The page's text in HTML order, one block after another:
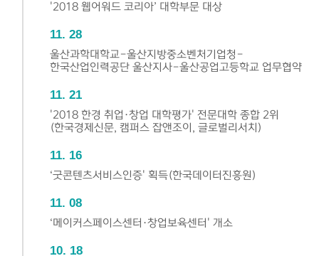
'2018 웹어워드 코리아’ 대학부문 대상
11 28
울산과학대학교-울산지방중소벤처기업청-
한국산업인력공단 울산지사-울산공업고등학교 업무협약
11 21
'2018 한경 취업·창업 대학평가' 전문대학 종합 2위
(한국경제신문, 캠퍼스 잡앤조이, 글로벌리서치)
11 16
‘굿콘텐츠서비스인증' 획득(한국데이터진흥원)
11 08
‘메이커스페이스센터·창업보육센터' 개소
10 18